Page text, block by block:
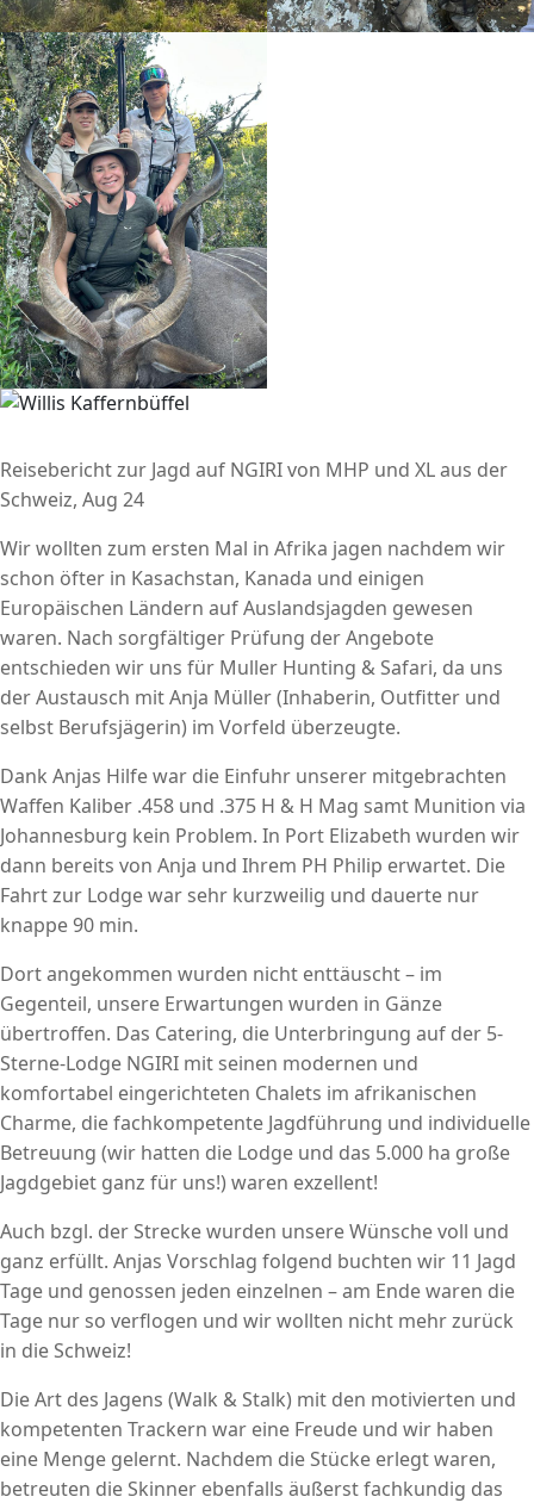
Reisebericht zur Jagd auf NGIRI von MHP und XL aus der
Schweiz, Aug 24
Wir wollten zum ersten Mal in Afrika jagen nachdem wir
schon öfter in Kasachstan, Kanada und einigen
Europäischen Ländern auf Auslandsjagden gewesen
waren. Nach sorgfältiger Prüfung der Angebote
entschieden wir uns für Muller Hunting & Safari, da uns
der Austausch mit Anja Müller (Inhaberin, Outfitter und
selbst Berufsjägerin) im Vorfeld überzeugte.
Dank Anjas Hilfe war die Einfuhr unserer mitgebrachten
Waffen Kaliber .458 und .375 H & H Mag samt Munition via
Johannesburg kein Problem. In Port Elizabeth wurden wir
dann bereits von Anja und Ihrem PH Philip erwartet. Die
Fahrt zur Lodge war sehr kurzweilig und dauerte nur
knappe 90 min.
Dort angekommen wurden nicht enttäuscht – im
Gegenteil, unsere Erwartungen wurden in Gänze
übertroffen. Das Catering, die Unterbringung auf der 5-
Sterne-Lodge NGIRI mit seinen modernen und
komfortabel eingerichteten Chalets im afrikanischen
Charme, die fachkompetente Jagdführung und individuelle
Betreuung (wir hatten die Lodge und das 5.000 ha große
Jagdgebiet ganz für uns!) waren exzellent!
Auch bzgl. der Strecke wurden unsere Wünsche voll und
ganz erfüllt. Anjas Vorschlag folgend buchten wir 11 Jagd
Tage und genossen jeden einzelnen – am Ende waren die
Tage nur so verflogen und wir wollten nicht mehr zurück
in die Schweiz!
Die Art des Jagens (Walk & Stalk) mit den motivierten und
kompetenten Trackern war eine Freude und wir haben
eine Menge gelernt. Nachdem die Stücke erlegt waren,
betreuten die Skinner ebenfalls äußerst fachkundig das